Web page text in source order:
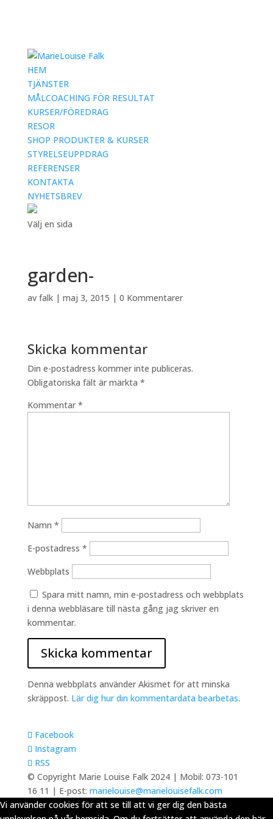
HEM
TJÄNSTER
MÅLCOACHING FÖR RESULTAT
KURSER/FÖREDRAG
RESOR
SHOP PRODUKTER & KURSER
STYRELSEUPPDRAG
REFERENSER
KONTAKTA
NYHETSBREV
Välj en sida
garden-
av falk| maj 3, 2015 | 0 Kommentarer
Skicka kommentar
Din e-postadress kommer inte publiceras.
Obligatoriska fält är märkta *
Kommentar *
Namn *
E-postadress *
Webbplats
Spara mitt namn, min e-postadress och webbplats
i denna webbläsare till nästa gång jag skriver en
kommentar.
Denna webbplats använder Akismet för att minska
skräppost. Lär dig hur din kommentardata bearbetas.
Facebook
Instagram
RSS
© Copyright Marie Louise Falk 2024 | Mobil: 073-101
16 11 | E-post: marielouise@marielouisefalk.com
Vi använder cookies för att se till att vi ger dig den bästa